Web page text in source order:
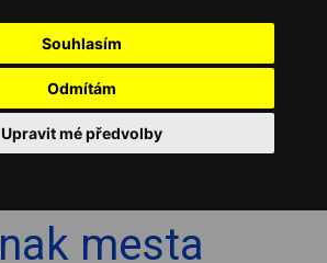
Souhlasím
Odmítám
Upravit mé předvolby